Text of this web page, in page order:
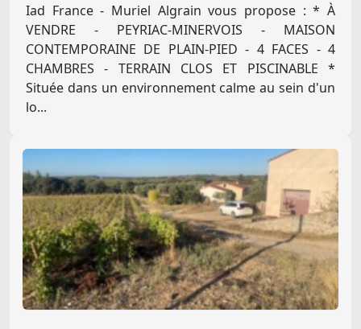
Iad France - Muriel Algrain vous propose : * À
VENDRE - PEYRIAC-MINERVOIS - MAISON
CONTEMPORAINE DE PLAIN-PIED - 4 FACES - 4
CHAMBRES - TERRAIN CLOS ET PISCINABLE *
Située dans un environnement calme au sein d'un
lo...